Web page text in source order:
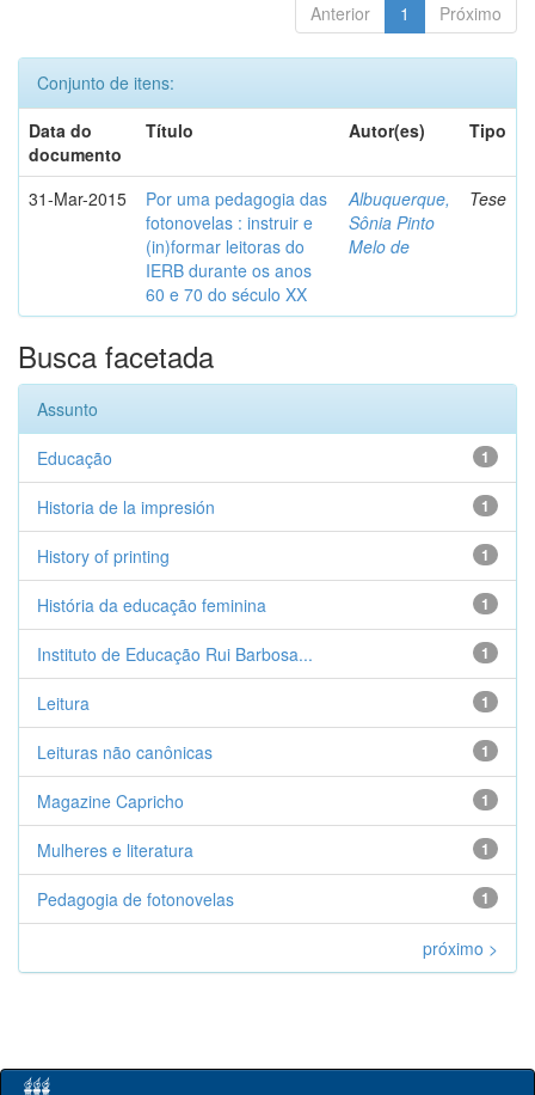
Anterior 1 Próximo
Conjunto de itens:
Data do
documento
Título Autor(es) Tipo
31-Mar-2015
Por uma pedagogia das
fotonovelas : instruir e
(in)formar leitoras do
IERB durante os anos
60 e 70 do século XX
Albuquerque,
Sônia Pinto
Melo de
Tese
Busca facetada
Assunto
1
Educação
1
Historia de la impresión
1
History of printing
1
História da educação feminina
1
Instituto de Educação Rui Barbosa...
1
Leitura
1
Leituras não canônicas
1
Magazine Capricho
1
Mulheres e literatura
1
Pedagogia de fotonovelas
próximo >